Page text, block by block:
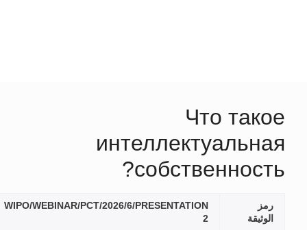
Что такое
интеллектуальная
собственность?
رمز
الوثيقة
WIPO/WEBINAR/PCT/2026/6/PRESENTATION